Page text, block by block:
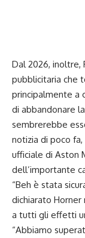
Dal 2026, inoltre,
pubblicitaria che
principalmente a
di abbandonare
sembrerebbe
notizia di poco
ufficiale di Aston
dell’importante
“Beh è stata
dichiarato
a tutti gli effetti
“Abbiamo